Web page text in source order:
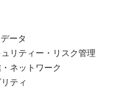
ータ
リティー・リスク管理
ネットワーク
ティ